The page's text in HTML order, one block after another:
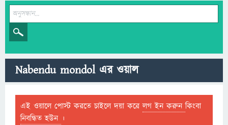
Nabendu mondol এর ওয়াল
এই ওয়ালে পোস্ট করতে চাইলে দয়া করেলগ ইন করুনকিংবা
নিবন্ধিত হউন ।